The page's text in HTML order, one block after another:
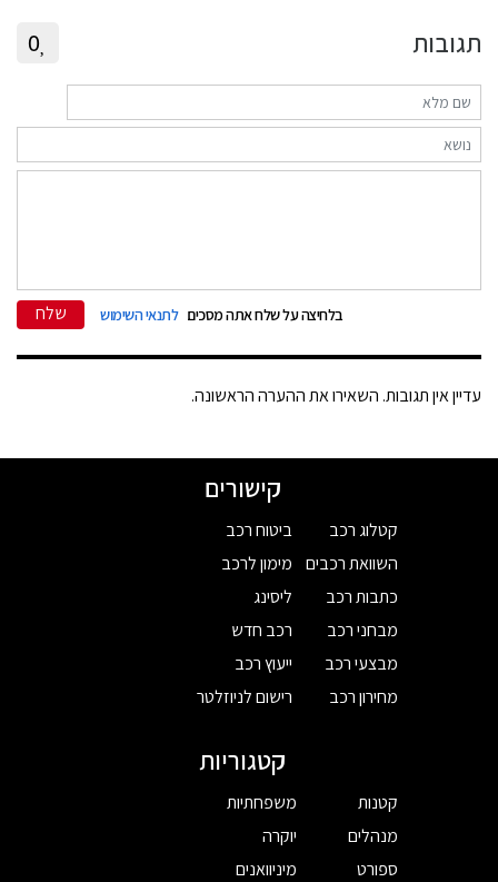
תגובות 0
בלחיצה על שלח אתה מסכים לתנאי השימוש שלח
עדיין אין תגובות. השאירו את ההערה הראשונה.
קישורים
קטלוג רכב
השוואת רכבים
כתבות רכב
מבחני רכב
מבצעי רכב
מחירון רכב
ביטוח רכב
מימון לרכב
ליסינג
רכב חדש
ייעוץ רכב
רישום לניוזלטר
קטגוריות
קטנות
מנהלים
ספורט
משפחתיות
יוקרה
מיניוואנים